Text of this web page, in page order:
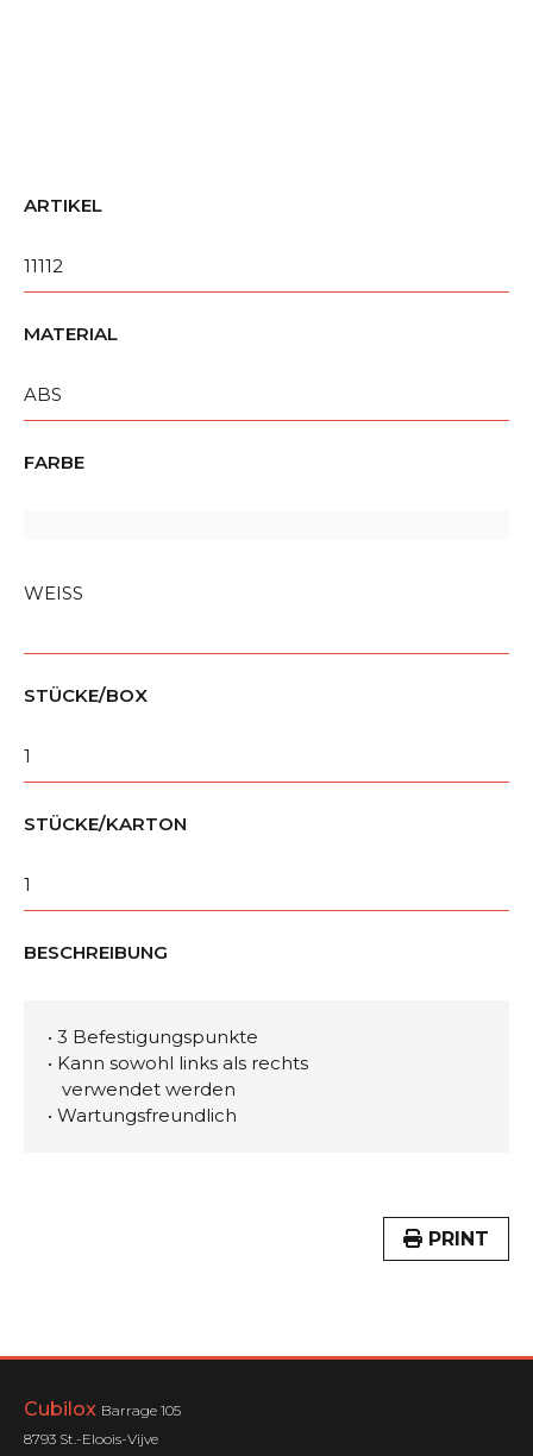
ARTIKEL
11112
MATERIAL
ABS
FARBE
WEISS
STÜCKE/BOX
1
STÜCKE/KARTON
1
BESCHREIBUNG
• 3 Befestigungspunkte
• Kann sowohl links als rechts
verwendet werden
• Wartungsfreundlich
PRINT
Cubilox Barrage 105
8793 St.-Eloois-Vijve